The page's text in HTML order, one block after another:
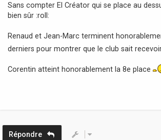
Sans compter El Créator qui se place au
bien sûr :roll:
Renaud et Jean-Marc terminent
derniers pour montrer que le club sait
Corentin atteint honorablement la 8e place
Répondre